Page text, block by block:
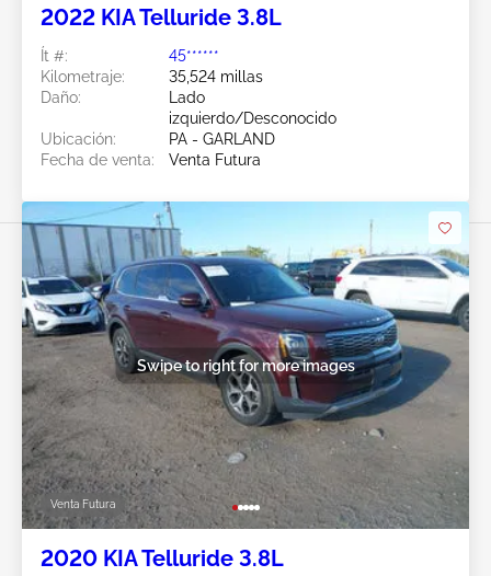
2022 KIA Telluride 3.8L
Ít #:
45******
Kilometraje:
35,524 millas
Daño:
Lado
izquierdo/Desconocido
Ubicación:
PA - GARLAND
Fecha de venta:
Venta Futura
Venta Futura
Swipe to right for more images
2020 KIA Telluride 3.8L